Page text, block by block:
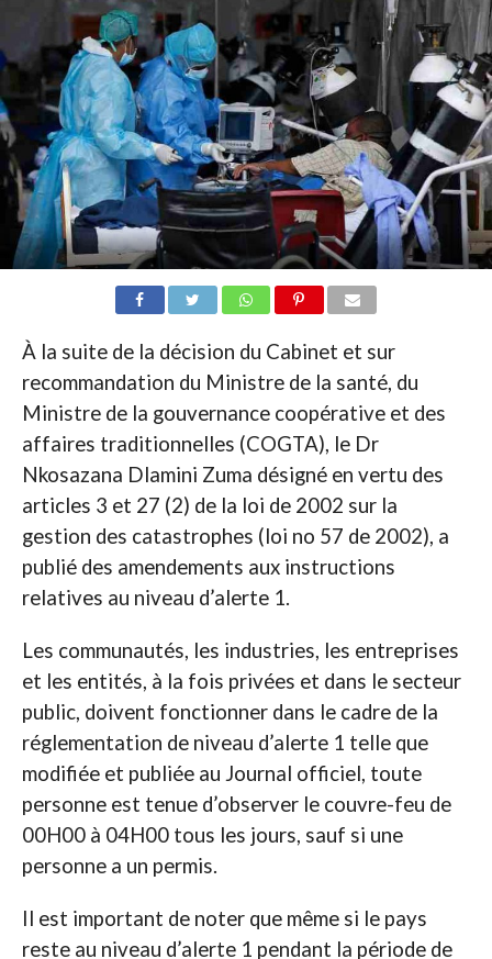
À la suite de la décision du Cabinet et sur
recommandation du Ministre de la santé, du
Ministre de la gouvernance coopérative et des
affaires traditionnelles (COGTA), le Dr
Nkosazana Dlamini Zuma désigné en vertu des
articles 3 et 27 (2) de la loi de 2002 sur la
gestion des catastrophes (loi no 57 de 2002), a
publié des amendements aux instructions
relatives au niveau d’alerte 1.
Les communautés, les industries, les entreprises
et les entités, à la fois privées et dans le secteur
public, doivent fonctionner dans le cadre de la
réglementation de niveau d’alerte 1 telle que
modifiée et publiée au Journal officiel, toute
personne est tenue d’observer le couvre-feu de
00H00 à 04H00 tous les jours, sauf si une
personne a un permis.
Il est important de noter que même si le pays
reste au niveau d’alerte 1 pendant la période de